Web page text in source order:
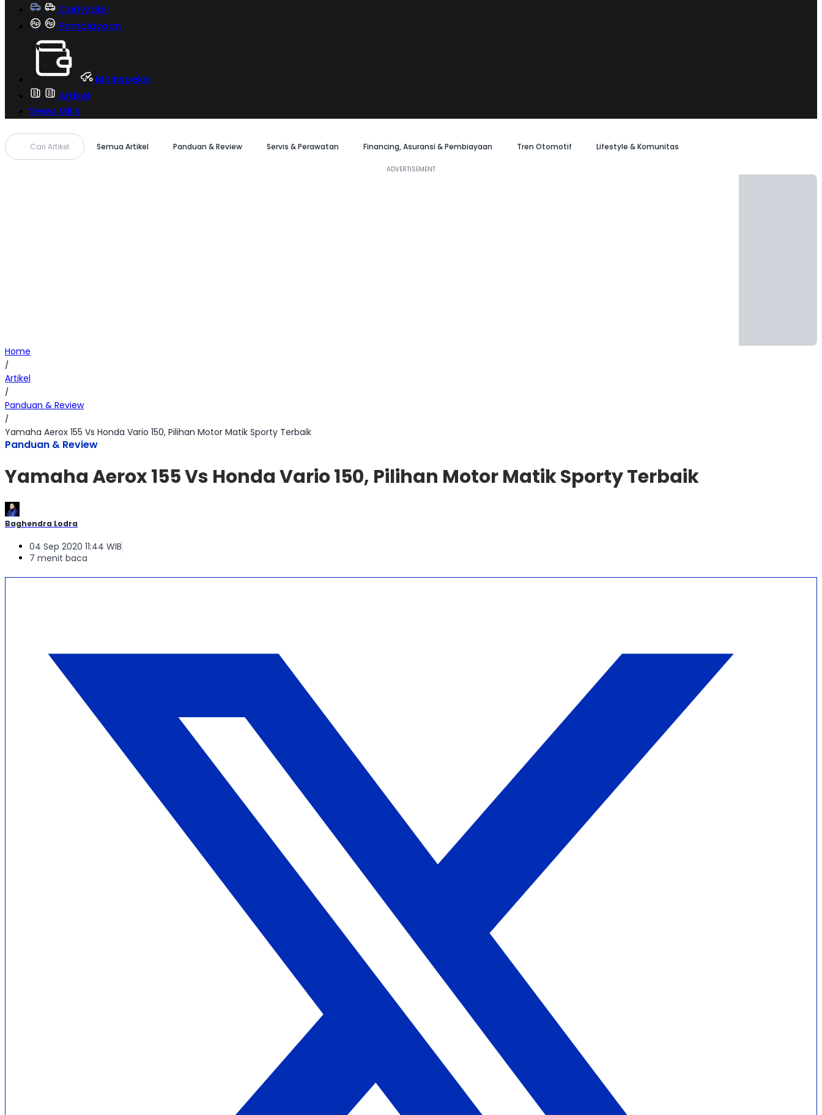
Cari Mobil
Pembiayaan
MoInspeksi
Artikel
Sewa Milik
Cari Artikel Semua Artikel Panduan & Review Servis & Perawatan Financing, Asuransi & Pembiayaan Tren Otomotif Lifestyle & Komunitas
Home
/
Artikel
/
Panduan & Review
/
Yamaha Aerox 155 Vs Honda Vario 150, Pilihan Motor Matik Sporty Terbaik
Panduan & Review
Yamaha Aerox 155 Vs Honda Vario 150, Pilihan Motor Matik Sporty Terbaik
Baghendra Lodra
04 Sep 2020 11:44 WIB
7 menit baca